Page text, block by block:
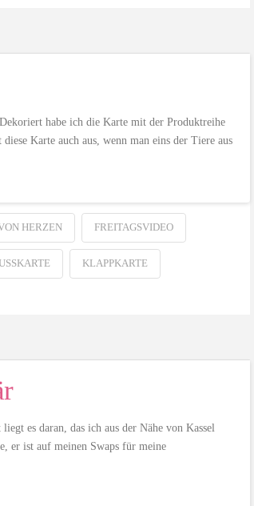
habe ich die Karte mit der Produktreihe
Karte auch aus, wenn man eins der Tiere aus
HERZEN FREITAGSVIDEO
KLAPPKARTE
es daran, das ich aus der Nähe von Kassel
er ist auf meinen Swaps für meine